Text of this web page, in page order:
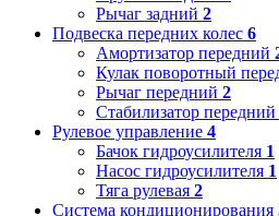
Рычаг задний 2
Подвеска передних колес 6
Амортизатор передний
Кулак поворотный
Рычаг передний 2
Стабилизатор передний
Рулевое управление 4
Бачок гидроусилителя 1
Насос гидроусилителя 1
Тяга рулевая 2
Система кондиционирования